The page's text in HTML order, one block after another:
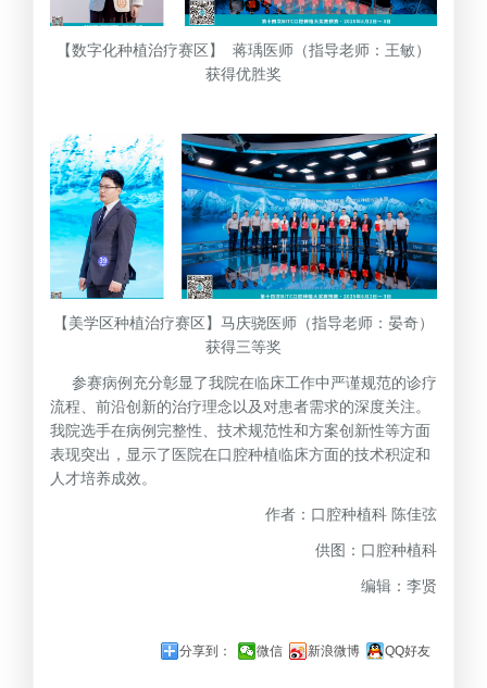
【数字化种植治疗赛区】 蒋瑀医师（指导老师：王敏）
获得优胜奖
【美学区种植治疗赛区】马庆骁医师（指导老师：晏奇）
获得三等奖
参赛病例充分彰显了我院在临床工作中严谨规范的诊疗
流程、前沿创新的治疗理念以及对患者需求的深度关注。
我院选手在病例完整性、技术规范性和方案创新性等方面
表现突出，显示了医院在口腔种植临床方面的技术积淀和
人才培养成效。
作者：口腔种植科 陈佳弦
供图：口腔种植科
编辑：李贤
分享到： 微信 新浪微博 QQ好友